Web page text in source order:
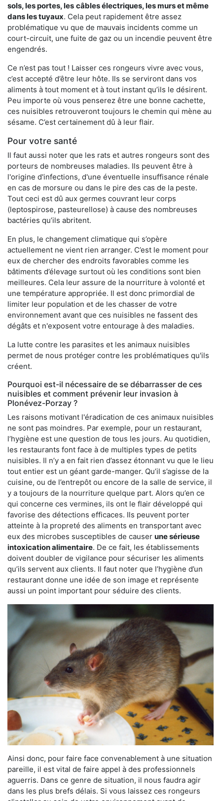
sols, les portes, les câbles électriques, les murs et même
dans les tuyaux. Cela peut rapidement être assez
problématique vu que de mauvais incidents comme un
court-circuit, une fuite de gaz ou un incendie peuvent être
engendrés.
Ce n’est pas tout ! Laisser ces rongeurs vivre avec vous,
c’est accepté d’être leur hôte. Ils se serviront dans vos
aliments à tout moment et à tout instant qu’ils le désirent.
Peu importe où vous penserez être une bonne cachette,
ces nuisibles retrouveront toujours le chemin qui mène au
sésame. C’est certainement dû à leur flair.
Pour votre santé
Il faut aussi noter que les rats et autres rongeurs sont des
porteurs de nombreuses maladies. Ils peuvent être à
l'origine d'infections, d'une éventuelle insuffisance rénale
en cas de morsure ou dans le pire des cas de la peste.
Tout ceci est dû aux germes couvrant leur corps
(leptospirose, pasteurellose) à cause des nombreuses
bactéries qu’ils abritent.
En plus, le changement climatique qui s’opère
actuellement ne vient rien arranger. C’est le moment pour
eux de chercher des endroits favorables comme les
bâtiments d’élevage surtout où les conditions sont bien
meilleures. Cela leur assure de la nourriture à volonté et
une température appropriée. Il est donc primordial de
limiter leur population et de les chasser de votre
environnement avant que ces nuisibles ne fassent des
dégâts et n'exposent votre entourage à des maladies.
La lutte contre les parasites et les animaux nuisibles
permet de nous protéger contre les problématiques qu'ils
créent.
Pourquoi est-il nécessaire de se débarrasser de ces
nuisibles et comment prévenir leur invasion à
Plonévez-Porzay ?
Les raisons motivant l'éradication de ces animaux nuisibles
ne sont pas moindres. Par exemple, pour un restaurant,
l’hygiène est une question de tous les jours. Au quotidien,
les restaurants font face à de multiples types de petits
nuisibles. Il n’y a en fait rien d’assez étonnant vu que le lieu
tout entier est un géant garde-manger. Qu’il s’agisse de la
cuisine, ou de l’entrepôt ou encore de la salle de service, il
y a toujours de la nourriture quelque part. Alors qu’en ce
qui concerne ces vermines, ils ont le flair développé qui
favorise des détections efficaces. Ils peuvent porter
atteinte à la propreté des aliments en transportant avec
eux des microbes susceptibles de causer une sérieuse
intoxication alimentaire. De ce fait, les établissements
doivent doubler de vigilance pour sécuriser les aliments
qu’ils servent aux clients. Il faut noter que l’hygiène d’un
restaurant donne une idée de son image et représente
aussi un point important pour séduire des clients.
Ainsi donc, pour faire face convenablement à une situation
pareille, il est vital de faire appel à des professionnels
aguerris. Dans ce genre de situation, il nous faudra agir
dans les plus brefs délais. Si vous laissez ces rongeurs